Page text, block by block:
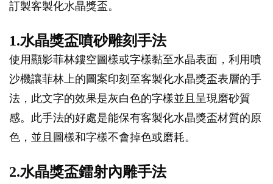
訂製客製化水晶獎盃。
1.水晶獎盃噴砂雕刻手法
使用顯影菲林鏤空圖樣或字樣黏至水晶表面，利用噴
沙機讓菲林上的圖案印刻至客製化水晶獎盃表層的手
法，此文字的效果是灰白色的字樣並且呈現磨砂質
感。此手法的好處是能保有客製化水晶獎盃材質的原
色，並且圖樣和字樣不會掉色或磨耗。
2.水晶獎盃鐳射內雕手法